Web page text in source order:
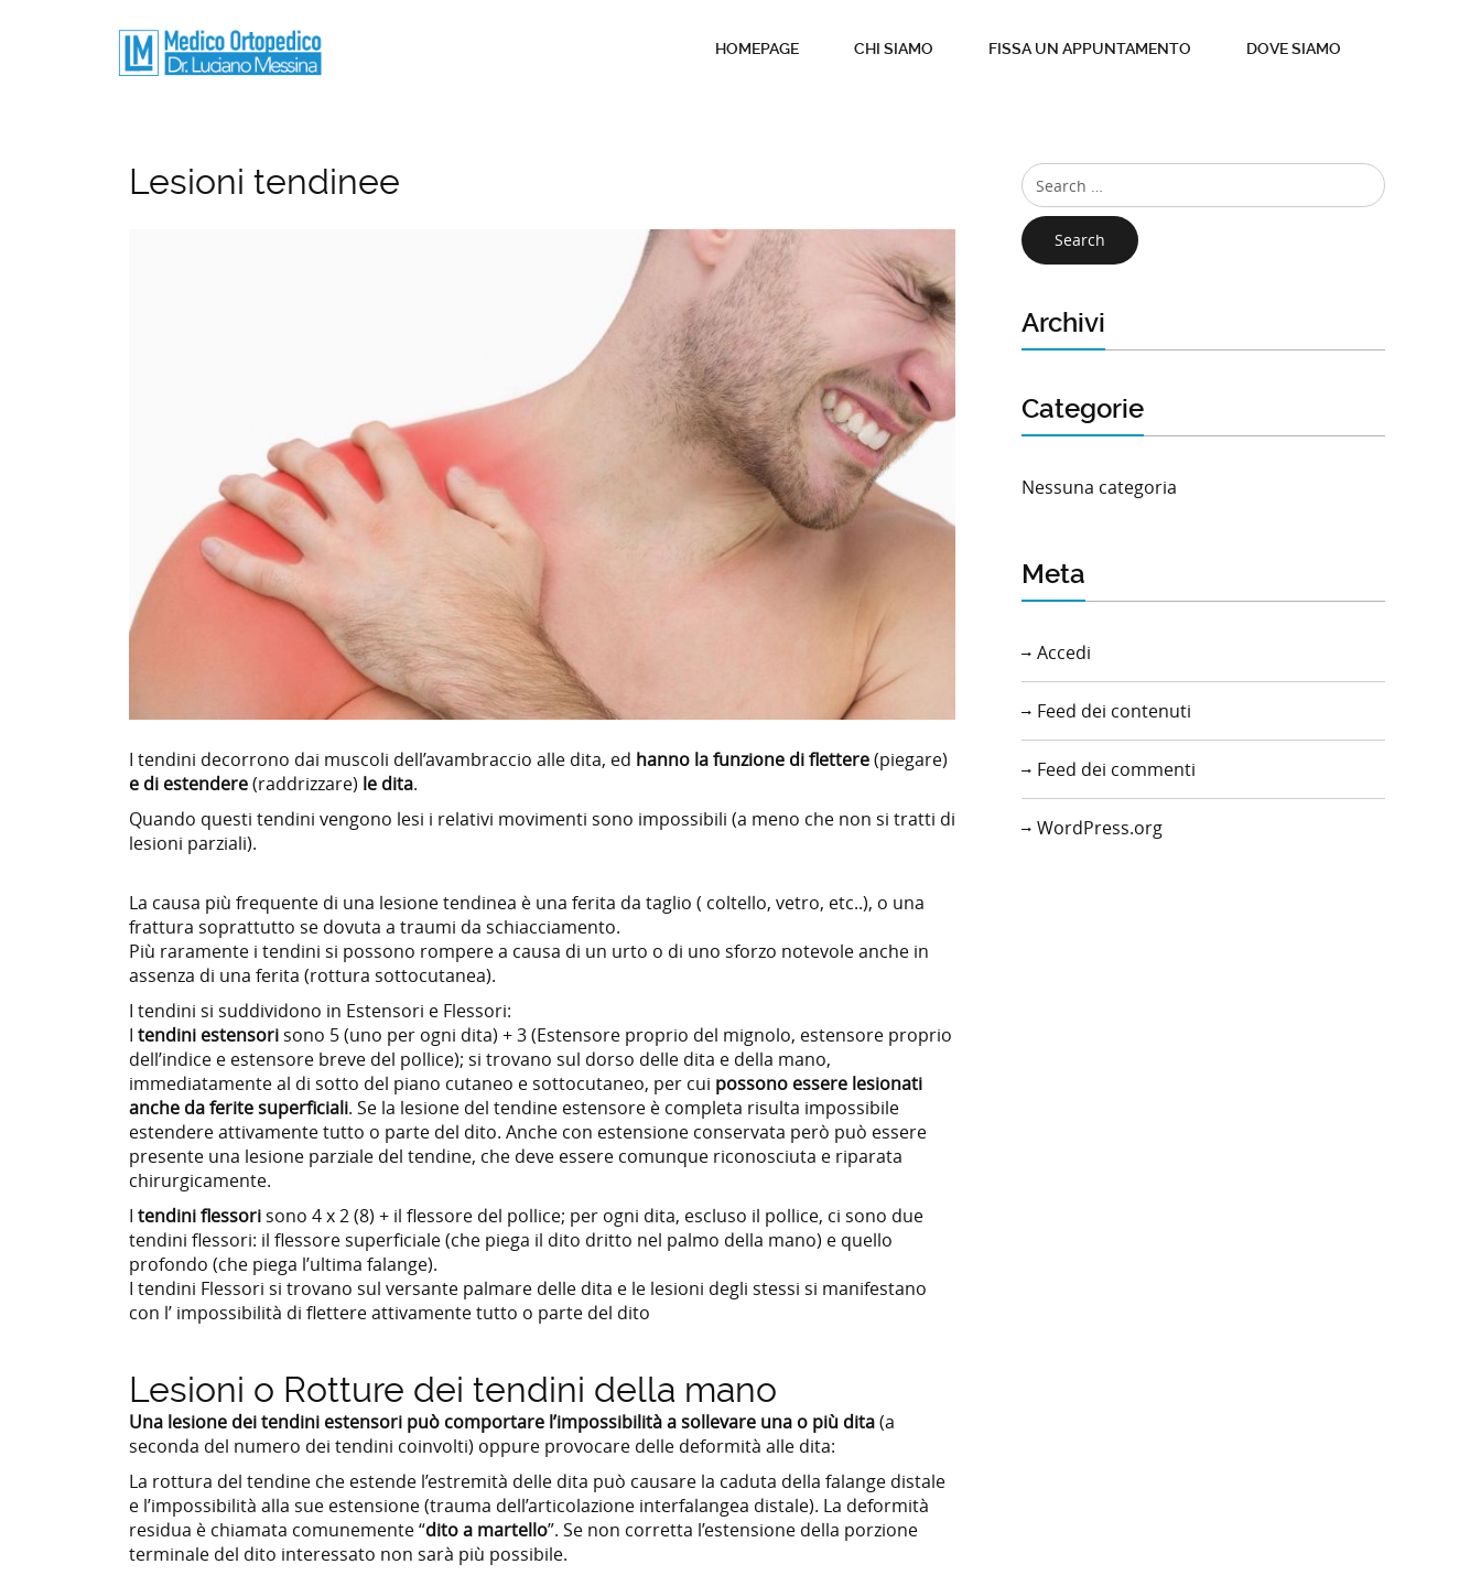
HOMEPAGE CHI SIAMO FISSA UN APPUNTAMENTO DOVE SIAMO
Lesioni tendinee
I tendini decorrono dai muscoli dell’avambraccio alle dita, ed hanno la funzione di flettere(piegare)
e di estendere(raddrizzare) le dita.
Quando questi tendini vengono lesi i relativi movimenti sono impossibili (a meno che non si tratti di
lesioni parziali).
La causa più frequente di una lesione tendinea è una ferita da taglio ( coltello, vetro, etc..), o una
frattura soprattutto se dovuta a traumi da schiacciamento.
Più raramente i tendini si possono rompere a causa di un urto o di uno sforzo notevole anche in
assenza di una ferita (rottura sottocutanea).
I tendini si suddividono in Estensori e Flessori:
I tendini estensori sono 5 (uno per ogni dita) + 3 (Estensore proprio del mignolo, estensore proprio
dell’indice e estensore breve del pollice); si trovano sul dorso delle dita e della mano,
immediatamente al di sotto del piano cutaneo e sottocutaneo, per cui possono essere lesionati
anche da ferite superficiali. Se la lesione del tendine estensore è completa risulta impossibile
estendere attivamente tutto o parte del dito. Anche con estensione conservata però può essere
presente una lesione parziale del tendine, che deve essere comunque riconosciuta e riparata
chirurgicamente.
I tendini flessori sono 4 x 2 (8) + il flessore del pollice; per ogni dita, escluso il pollice, ci sono due
tendini flessori: il flessore superficiale (che piega il dito dritto nel palmo della mano) e quello
profondo (che piega l’ultima falange).
I tendini Flessori si trovano sul versante palmare delle dita e le lesioni degli stessi si manifestano
con l’ impossibilità di flettere attivamente tutto o parte del dito
Lesioni o Rotture dei tendini della mano
Una lesione dei tendini estensori può comportare l’impossibilità a sollevare una o più dita(a
seconda del numero dei tendini coinvolti) oppure provocare delle deformità alle dita:
La rottura del tendine che estende l’estremità delle dita può causare la caduta della falange distale
e l’impossibilità alla sue estensione (trauma dell’articolazione interfalangea distale). La deformità
residua è chiamata comunemente “dito a martello”. Se non corretta l’estensione della porzione
terminale del dito interessato non sarà più possibile.
Search
Archivi
Categorie
Nessuna categoria
Meta
Accedi
Feed dei contenuti
Feed dei commenti
WordPress.org